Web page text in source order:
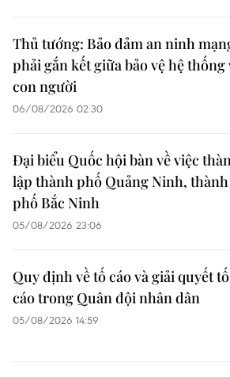
Thủ tướng: Bảo đảm an ninh
phải gắn kết giữa bảo vệ hệ thống
con người
06/08/2026 02:30
Đại biểu Quốc hội bàn về việc
lập thành phố Quảng Ninh, thành
phố Bắc Ninh
05/08/2026 23:06
Quy định về tố cáo và giải quyết tố
cáo trong Quân đội nhân dân
05/08/2026 14:59